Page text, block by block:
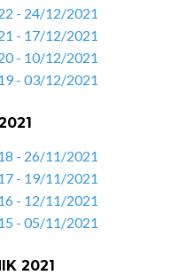
- 24/12/2021
- 17/12/2021
- 10/12/2021
- 03/12/2021
- 26/11/2021
- 19/11/2021
- 12/11/2021
- 05/11/2021
2021